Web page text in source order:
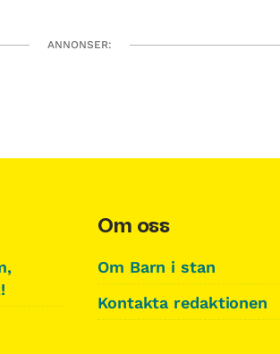
ANNONSER:
Om oss
Om Barn i stan
Kontakta redaktionen